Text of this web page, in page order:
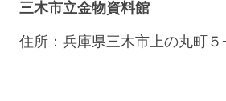
三木市立金物資料館
住所：兵庫県三木市上の丸町５